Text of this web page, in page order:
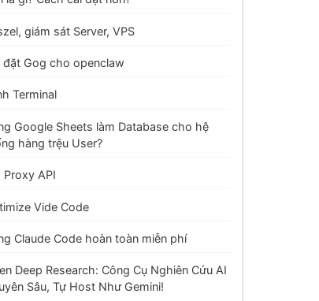
giám sát Server, VPS
đặt Gog cho openclaw
Terminal
Google Sheets làm Database cho hệ
hàng trệu User?
Proxy API
Vide Code
Claude Code hoàn toàn miễn phí
Deep Research: Công Cụ Nghiên Cứu AI
Sâu, Tự Host Như Gemini!